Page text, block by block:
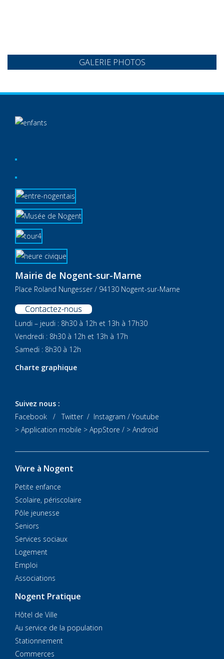
GALERIE PHOTOS
Mairie de Nogent-sur-Marne
Place Roland Nungesser / 94130 Nogent-sur-Marne
Contactez-nous
Lundi – jeudi : 8h30 à 12h et 13h à 17h30
Vendredi : 8h30 à 12h et 13h à 17h
Samedi : 8h30 à 12h
Charte graphique
Suivez nous :
Facebook /Twitter/ Instagram / Youtube
> Application mobile > AppStore / > Android
Vivre à Nogent
Petite enfance
Scolaire, périscolaire
Pôle jeunesse
Seniors
Services sociaux
Logement
Emploi
Associations
Nogent Pratique
Hôtel de Ville
Au service de la population
Stationnement
Commerces